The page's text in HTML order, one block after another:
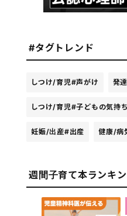
#タグトレンド
しつけ/育児#声がけ 発
しつけ/育児#子どもの気持ち
妊娠/出産#出産 健康/病
週間子育て本ランキ